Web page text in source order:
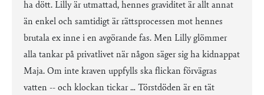
ha dött. Lilly är utmattad, hennes graviditet är allt annat
än enkel och samtidigt är rättsprocessen mot hennes
brutala ex inne i en avgörande fas. Men Lilly glömmer
alla tankar på privatlivet när någon säger sig ha kidnappat
Maja. Om inte kraven uppfylls ska flickan förvägras
vatten -- och klockan tickar … Törstdöden är en tät